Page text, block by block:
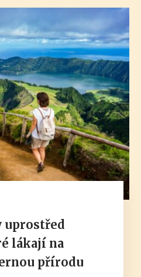
uprostřed
lákají na
přírodu